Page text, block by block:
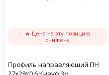
🔥 Цена на эту позицию
снижена
Профиль направляющий ПН